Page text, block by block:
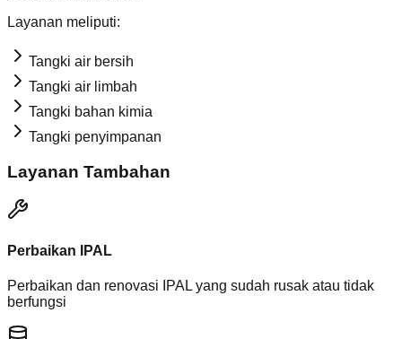
Layanan meliputi:
Tangki air bersih
Tangki air limbah
Tangki bahan kimia
Tangki penyimpanan
Layanan Tambahan
Perbaikan IPAL
Perbaikan dan renovasi IPAL yang sudah rusak atau tidak
berfungsi